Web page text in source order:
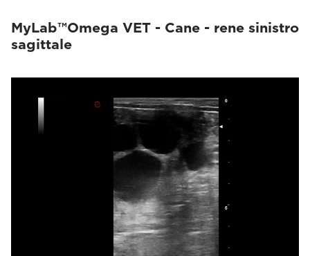
MyLab™Omega VET - Cane - rene sinistro
sagittale